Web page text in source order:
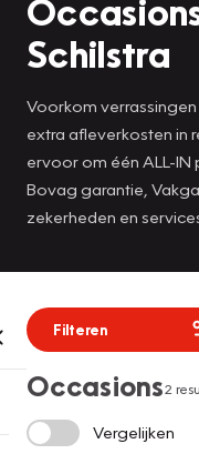
Schilstra
Voorkom
extra afleverkosten in
ervoor om één ALL-IN
Bovag garantie,
zekerheden en
Filteren
Occasions2
Vergelijken